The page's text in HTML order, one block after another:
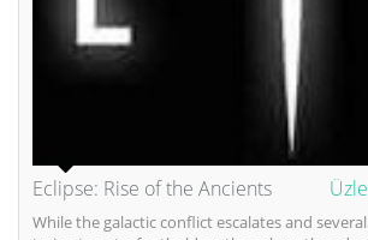
Eclipse: Rise of the Ancients
While the galactic conflict escalates and